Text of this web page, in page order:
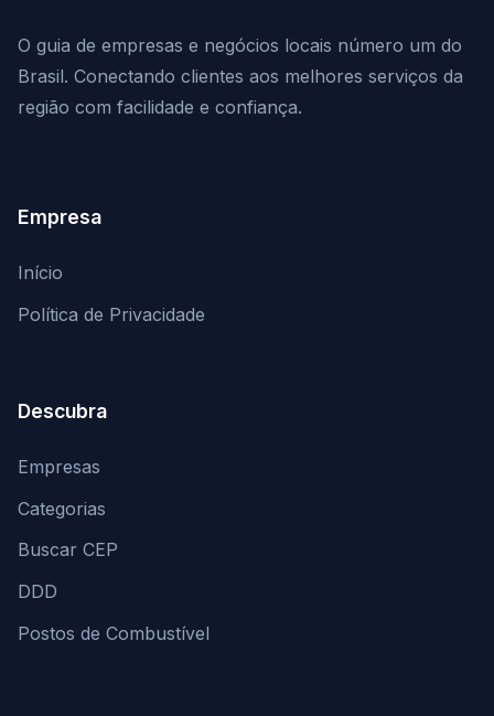
O guia de empresas e negócios locais número um do
Brasil. Conectando clientes aos melhores serviços da
região com facilidade e confiança.
Empresa
Início
Política de Privacidade
Descubra
Empresas
Categorias
Buscar CEP
DDD
Postos de Combustível